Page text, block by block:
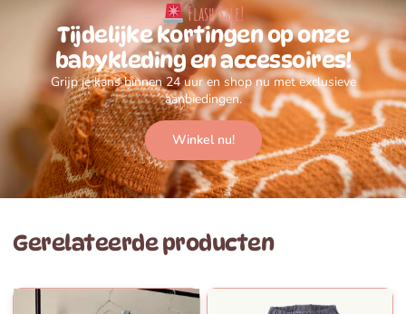
Flash Sale!
Tijdelijke kortingen op onze
babykleding en accessoires!
Grijp je kans binnen 24 uur en shop nu met exclusieve
aanbiedingen.
Winkel nu!
Gerelateerde producten